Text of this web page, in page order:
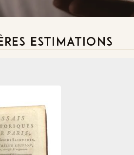
ESTIMATIONS